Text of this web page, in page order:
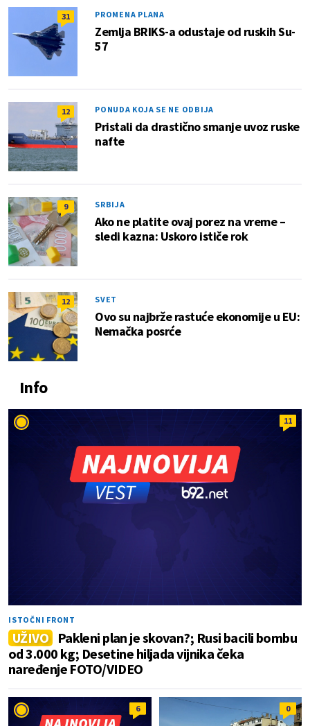
31 PROMENA PLANA
Zemlja BRIKS-a odustaje od ruskih Su-
57
12 PONUDA KOJA SE NE ODBIJA
Pristali da drastično smanje uvoz ruske
nafte
9 SRBIJA
Ako ne platite ovaj porez na vreme –
sledi kazna: Uskoro ističe rok
12 SVET
Ovo su najbrže rastuće ekonomije u EU:
Nemačka posrće
Info
11
ISTOČNI FRONT
UŽIVO Pakleni plan je skovan?; Rusi bacili bombu
od 3.000 kg; Desetine hiljada vijnika čeka
naređenje FOTO/VIDEO
6 0